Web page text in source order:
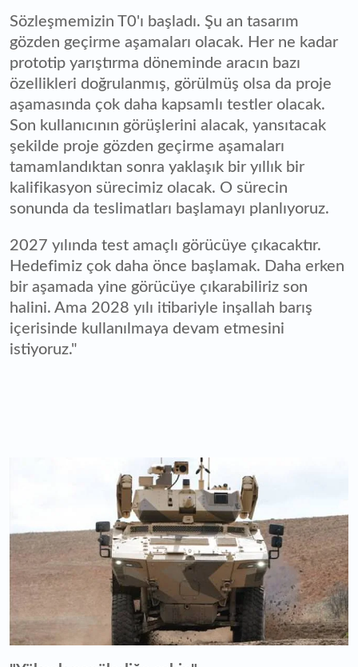
Sözleşmemizin T0'ı başladı. Şu an tasarım
gözden geçirme aşamaları olacak. Her ne kadar
prototip yarıştırma döneminde aracın bazı
özellikleri doğrulanmış, görülmüş olsa da proje
aşamasında çok daha kapsamlı testler olacak.
Son kullanıcının görüşlerini alacak, yansıtacak
şekilde proje gözden geçirme aşamaları
tamamlandıktan sonra yaklaşık bir yıllık bir
kalifikasyon sürecimiz olacak. O sürecin
sonunda da teslimatları başlamayı planlıyoruz.
2027 yılında test amaçlı görücüye çıkacaktır.
Hedefimiz çok daha önce başlamak. Daha erken
bir aşamada yine görücüye çıkarabiliriz son
halini. Ama 2028 yılı itibariyle inşallah barış
içerisinde kullanılmaya devam etmesini
istiyoruz."